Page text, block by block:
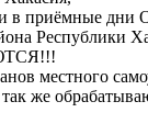
в приёмные дни
Республики
местного
же